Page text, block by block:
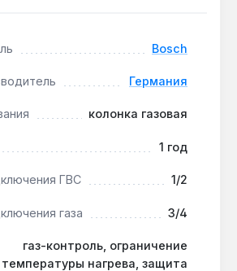
без примесей олова и свинца, а
для здоровья и
стали позволяет перейти на
в эксплуатации:
контроль пламени, ограничитель
на выходе, защита от перегрева
— четыре уровня защиты.
Bosch
Германия
колонка газовая
1 год
ГВС 1/2
газа 3/4
газ-контроль, ограничение
температуры нагрева, защита